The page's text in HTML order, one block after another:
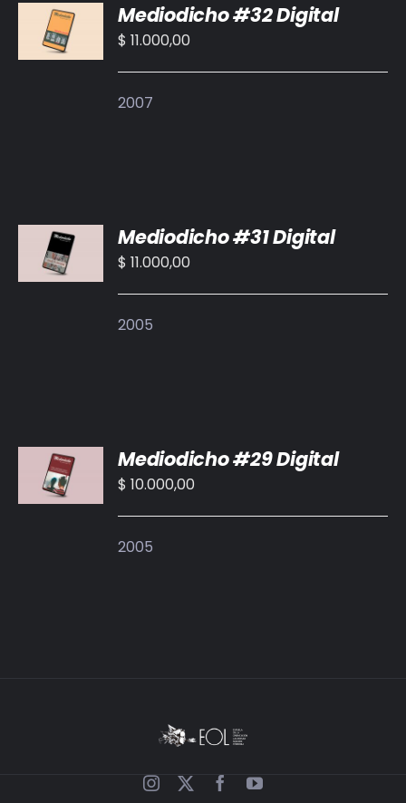
AL
CARRITO
/
Mediodicho #32 Digital
$ 11.000,00
2007
AL
CARRITO
/
Mediodicho #31 Digital
$ 11.000,00
2005
AL
CARRITO
/
Mediodicho #29 Digital
$ 10.000,00
2005